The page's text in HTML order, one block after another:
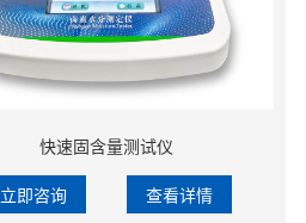
快速固含量测试仪
立即咨询 查看详情